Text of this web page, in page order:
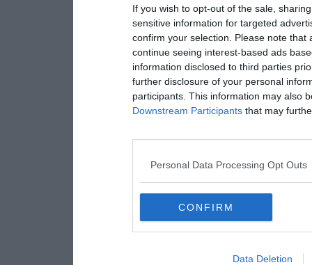
If you wish to opt-out of the sale,
sensitive information for targeted
confirm your selection. Please note
continue seeing interest-based ads
information disclosed to third parties
further disclosure of your personal
participants. This information may also
Downstream Participants that may
Personal Data Processing Opt Outs
CONFIRM
Data Deletion